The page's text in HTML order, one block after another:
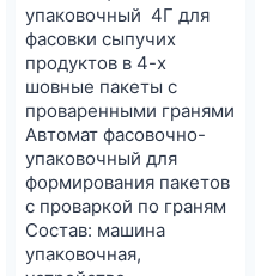
упаковочный 4Г для
фасовки сыпучих
продуктов в 4-х
шовные пакеты с
проваренными гранями
Автомат фасовочно-
упаковочный для
формирования пакетов
с проваркой по граням
Состав: машина
упаковочная,